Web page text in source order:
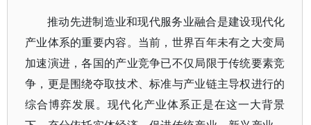
推动先进制造业和现代服务业融合是建设现代化
产业体系的重要内容。当前，世界百年未有之大变局
加速演进，各国的产业竞争已不仅局限于传统要素竞
争，更是围绕夺取技术、标准与产业链主导权进行的
综合博弈发展。现代化产业体系正是在这一大背景